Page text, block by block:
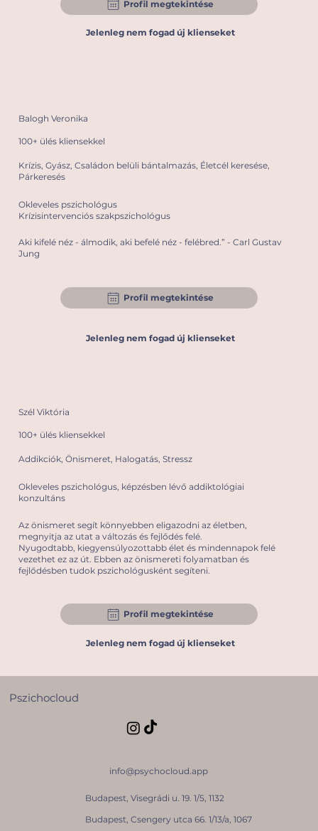
Profil megtekintése
Jelenleg nem fogad új klienseket
Balogh Veronika
100+ ülés kliensekkel
Krízis, Gyász, Családon belüli bántalmazás, Életcél keresése,
Párkeresés
Okleveles pszichológus
Krízisintervenciós szakpszichológus
Aki kifelé néz - álmodik, aki befelé néz - felébred.” - Carl Gustav
Jung
Profil megtekintése
Jelenleg nem fogad új klienseket
Szél Viktória
100+ ülés kliensekkel
Addikciók, Önismeret, Halogatás, Stressz
Okleveles pszichológus, képzésben lévő addiktológiai
konzultáns
Az önismeret segít könnyebben eligazodni az életben,
megnyitja az utat a változás és fejlődés felé.
Nyugodtabb, kiegyensúlyozottabb élet és mindennapok felé
vezethet ez az út. Ebben az önismereti folyamatban és
fejlődésben tudok pszichológusként segíteni.
Profil megtekintése
Jelenleg nem fogad új klienseket
info@psychocloud.app
Budapest, Visegrádi u. 19. 1/5, 1132
Budapest, Csengery utca 66. 1/13/a, 1067
Pszichocloud